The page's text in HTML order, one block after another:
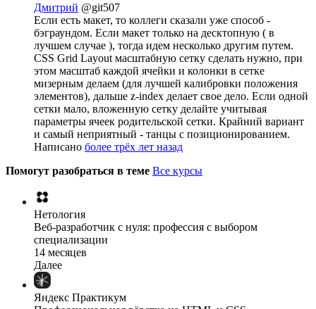
Дмитрий @git507
Если есть макет, то коллеги сказали уже способ -
бэграундом. Если макет только на десктопную ( в
лучшем случае ), тогда идем несколько другим путем.
CSS Grid Layout масштабную сетку сделать нужно, при
этом масштаб каждой ячейки и колонки в сетке
мизерным делаем (для лучшей калибровки положения
элементов), дальше z-index делает свое дело. Если одной
сетки мало, вложенную сетку делайте учитывая
параметры ячеек родительской сетки. Крайний вариант
и самый неприятный - танцы с позиционированием.
Написано более трёх лет назад
Помогут разобраться в теме Все курсы
Нетология
Веб-разработчик с нуля: профессия с выбором
специализации
14 месяцев
Далее
Яндекс Практикум